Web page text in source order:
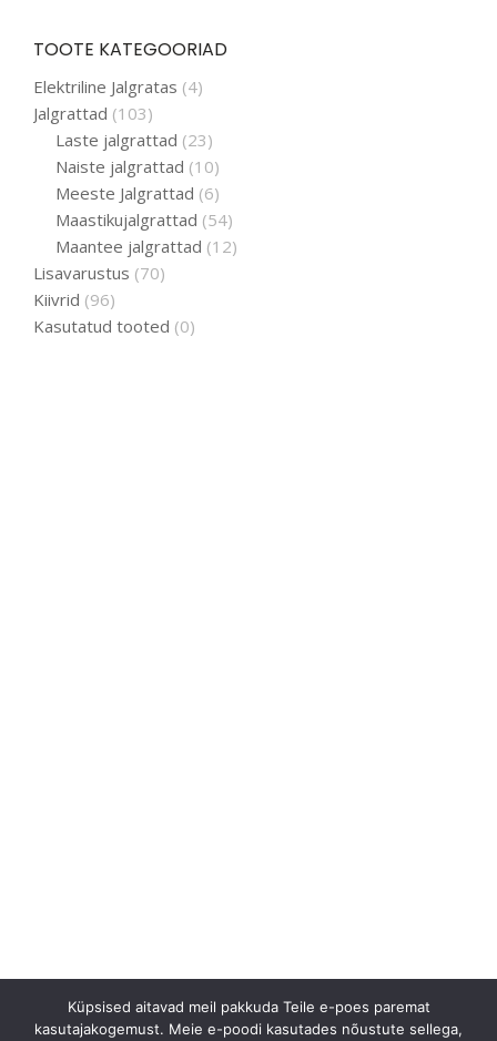
TOOTE KATEGOORIAD
Elektriline Jalgratas (4)
Jalgrattad (103)
Laste jalgrattad (23)
Naiste jalgrattad (10)
Meeste Jalgrattad (6)
Maastikujalgrattad (54)
Maantee jalgrattad (12)
Lisavarustus (70)
Kiivrid (96)
Kasutatud tooted (0)
Küpsised aitavad meil pakkuda Teile e-poes paremat
kasutajakogemust. Meie e-poodi kasutades nõustute sellega,